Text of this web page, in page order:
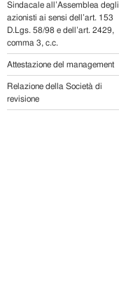
Sindacale all’Assemblea degli
azionisti ai sensi dell’art. 153
D.Lgs. 58/98 e dell’art. 2429,
comma 3, c.c.
Attestazione del management
Relazione della Società di
revisione